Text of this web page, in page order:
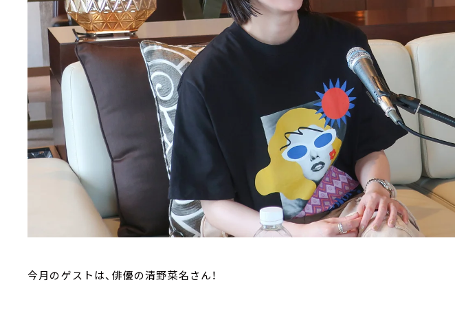
今月のゲストは、俳優の清野菜名さん！